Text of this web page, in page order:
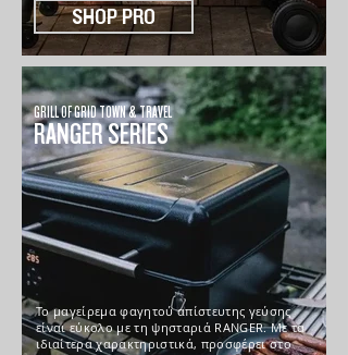
SHOP PRO
GRILL OF GRID TOWN & TRAVEL
RANGER SERIES
Το μαγείρεμα φαγητού απίστευτης γεύσης
είναι εύκολο με τη ψησταριά RANGER. Με τα
ιδιαίτερα χαρακτηριστικά, προσφέρει στο